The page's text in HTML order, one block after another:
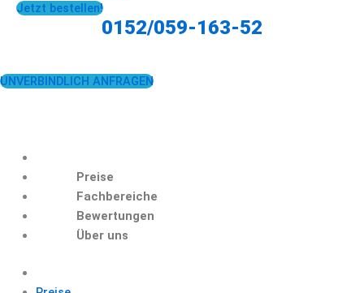
Jetzt bestellen!
0152/059-163-52
UNVERBINDLICH ANFRAGEN
Preise
Fachbereiche
Bewertungen
Über uns